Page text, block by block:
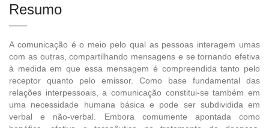
Resumo
A comunicação é o meio pelo qual as pessoas interagem umas
com as outras, compartilhando mensagens e se tornando efetiva
à medida em que essa mensagem é compreendida tanto pelo
receptor quanto pelo emissor. Como base fundamental das
relações interpessoais, a comunicação constitui-se também em
uma necessidade humana básica e pode ser subdividida em
verbal e não-verbal. Embora comumente apontada como